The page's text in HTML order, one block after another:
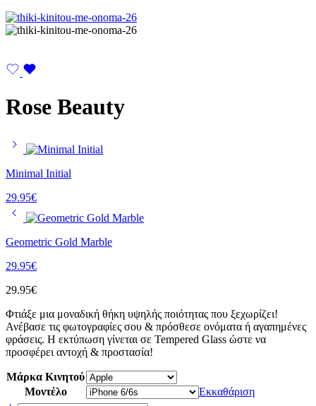
Rose Beauty
Minimal Initial
29.95€
Geometric Gold Marble
29.95€
29.95€
Φτιάξε μια μοναδική θήκη υψηλής ποιότητας που ξεχωρίζει!
Ανέβασε τις φωτογραφίες σου & πρόσθεσε ονόματα ή αγαπημένες
φράσεις. Η εκτύπωση γίνεται σε Tempered Glass ώστε να
προσφέρει αντοχή & προστασία!
Μάρκα Κινητού
Μοντέλο
Εκκαθάριση